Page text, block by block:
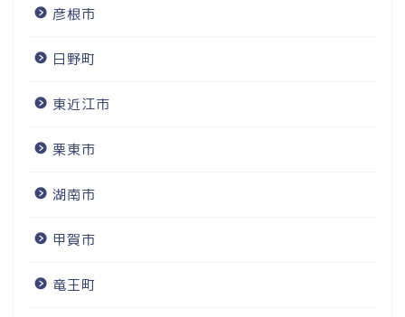
彦根市
日野町
東近江市
栗東市
湖南市
甲賀市
竜王町